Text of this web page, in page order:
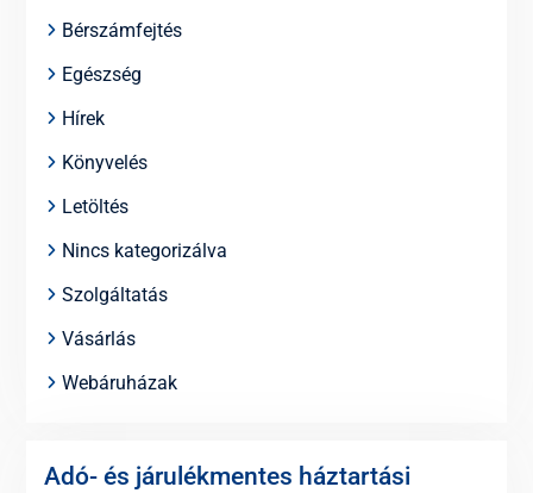
Bérszámfejtés
Egészség
Hírek
Könyvelés
Letöltés
Nincs kategorizálva
Szolgáltatás
Vásárlás
Webáruházak
Adó- és járulékmentes háztartási